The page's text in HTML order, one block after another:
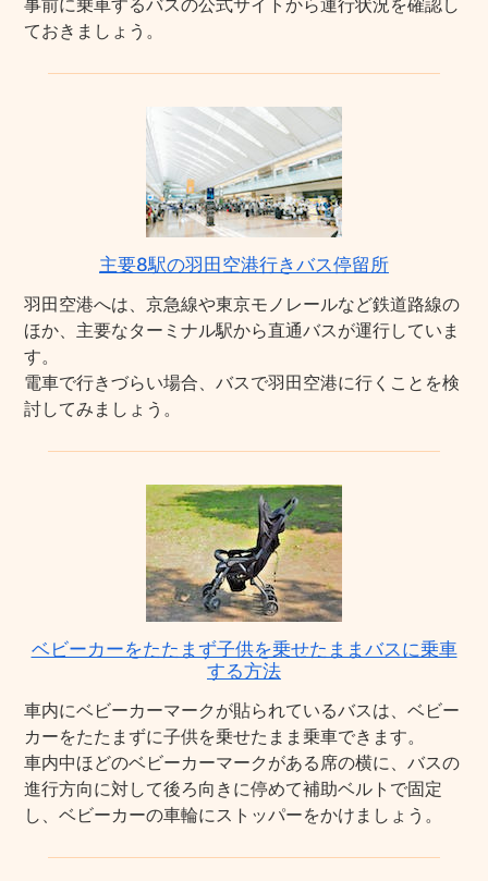
事前に乗車するバスの公式サイトから運行状況を確認し
ておきましょう。
主要8駅の羽田空港行きバス停留所
羽田空港へは、京急線や東京モノレールなど鉄道路線の
ほか、主要なターミナル駅から直通バスが運行していま
す。
電車で行きづらい場合、バスで羽田空港に行くことを検
討してみましょう。
ベビーカーをたたまず子供を乗せたままバスに乗車
する方法
車内にベビーカーマークが貼られているバスは、ベビー
カーをたたまずに子供を乗せたまま乗車できます。
車内中ほどのベビーカーマークがある席の横に、バスの
進行方向に対して後ろ向きに停めて補助ベルトで固定
し、ベビーカーの車輪にストッパーをかけましょう。